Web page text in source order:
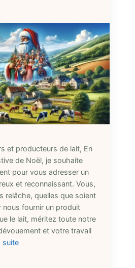
et producteurs de lait, En
de Noël, je souhaite
pour vous adresser un
et reconnaissant. Vous,
relâche, quelles que soient
nous fournir un produit
le lait, méritez toute notre
et votre travail
suite